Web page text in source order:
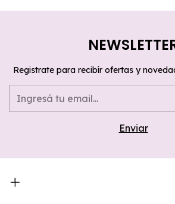
Registrate para recibír ofertas y